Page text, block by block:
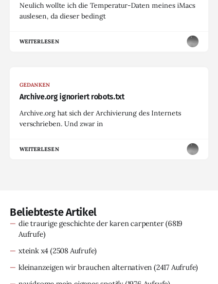
Neulich wollte ich die Temperatur-Daten meines iMacs
auslesen, da dieser bedingt
WEITERLESEN
GEDANKEN
Archive.org ignoriert robots.txt
Archive.org hat sich der Archivierung des Internets
verschrieben. Und zwar in
WEITERLESEN
Beliebteste Artikel
die traurige geschichte der karen carpenter(6819
Aufrufe)
xteink x4 (2508 Aufrufe)
kleinanzeigen wir brauchen alternativen (2417 Aufrufe)